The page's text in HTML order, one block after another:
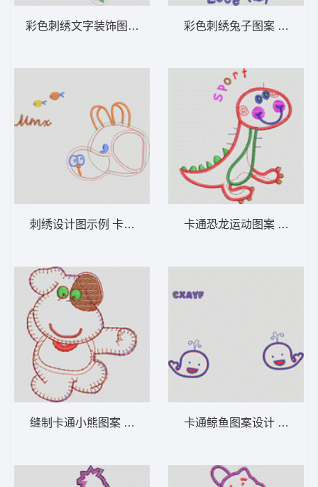
彩色刺绣文字装饰图案 卡通童装章标贴布
刺绣设计图示例 卡通童装章标贴布
缝制卡通小熊图案 卡通童装章标贴布
彩色刺绣兔子
卡通恐龙运动
卡通鲸鱼图案